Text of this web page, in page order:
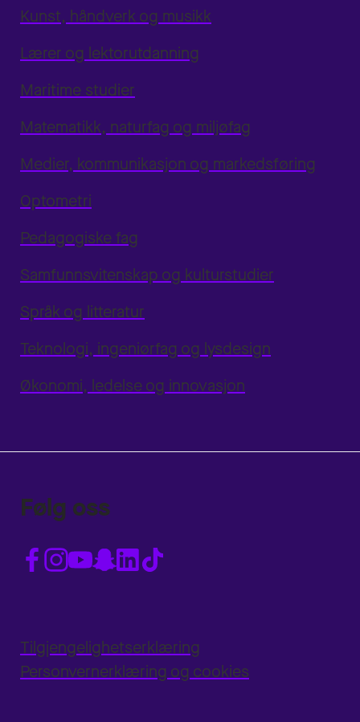
Kunst, håndverk og musikk
Lærer og lektorutdanning
Maritime studier
Matematikk, naturfag og miljøfag
Medier, kommunikasjon og markedsføring
Optometri
Pedagogiske fag
Samfunnsvitenskap og kulturstudier
Språk og litteratur
Teknologi, ingeniørfag og lysdesign
Økonomi, ledelse og innovasjon
Følg oss
Tilgjengelighetserklæring
Personvernerklæring og cookies